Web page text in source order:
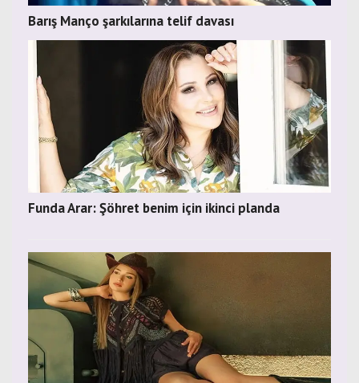
Barış Manço şarkılarına telif davası
Funda Arar: Şöhret benim için ikinci planda